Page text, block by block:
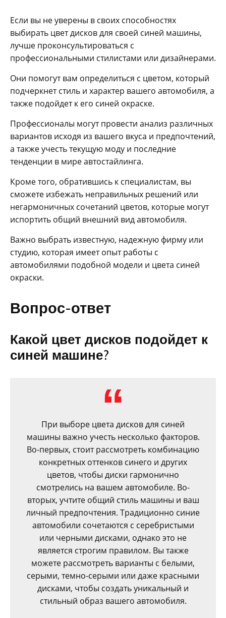
Если вы не уверены в своих способностях
выбирать цвет дисков для своей синей машины,
лучше проконсультироваться с
профессиональными стилистами или дизайнерами.
Они помогут вам определиться с цветом, который
подчеркнет стиль и характер вашего автомобиля, а
также подойдет к его синей окраске.
Профессионалы могут провести анализ различных
вариантов исходя из вашего вкуса и предпочтений,
а также учесть текущую моду и последние
тенденции в мире автостайлинга.
Кроме того, обратившись к специалистам, вы
сможете избежать неправильных решений или
негармоничных сочетаний цветов, которые могут
испортить общий внешний вид автомобиля.
Важно выбрать известную, надежную фирму или
студию, которая имеет опыт работы с
автомобилями подобной модели и цвета синей
окраски.
Вопрос-ответ
Какой цвет дисков подойдет к
синей машине?
При выборе цвета дисков для синей
машины важно учесть несколько факторов.
Во-первых, стоит рассмотреть комбинацию
конкретных оттенков синего и других
цветов, чтобы диски гармонично
смотрелись на вашем автомобиле. Во-
вторых, учтите общий стиль машины и ваш
личный предпочтения. Традиционно синие
автомобили сочетаются с серебристыми
или черными дисками, однако это не
является строгим правилом. Вы также
можете рассмотреть варианты с белыми,
серыми, темно-серыми или даже красными
дисками, чтобы создать уникальный и
стильный образ вашего автомобиля.